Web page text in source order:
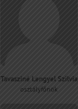
Tavasziné Lengyel Szilvia
osztályfőnök